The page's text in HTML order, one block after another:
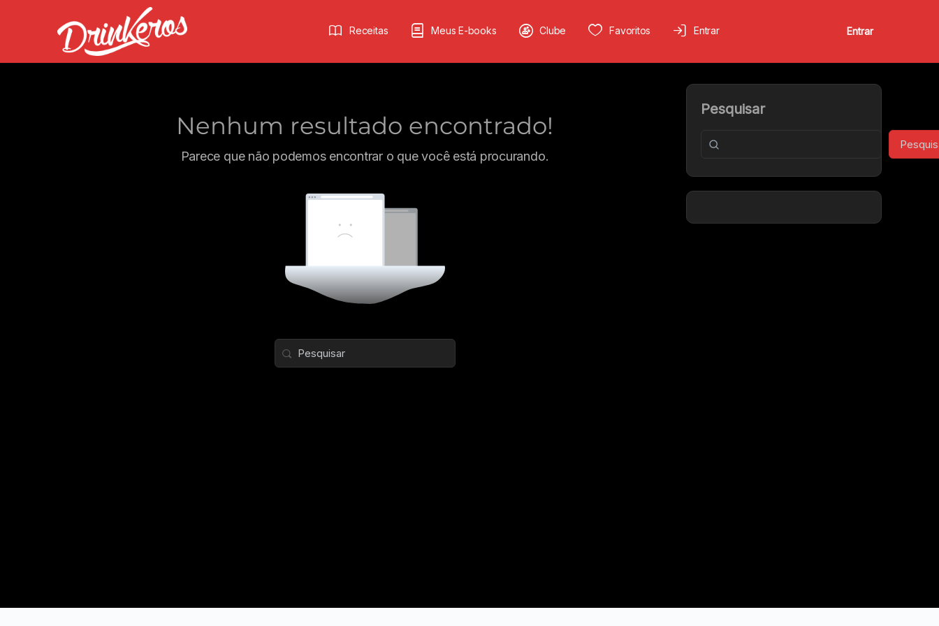
Receitas Meus E-books Clube Favoritos Entrar Entrar
Nenhum resultado encontrado!
Parece que não podemos encontrar o que você está procurando.
Pesquisar